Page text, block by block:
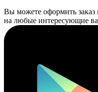
Вы можете оформить заказ
на любые интересующие